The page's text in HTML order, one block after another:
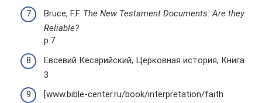
Bruce, F.F. The New Testament Documents: Are they
Reliable?
p.7
Евсевий Кесарийский, Церковная история, Книга
3
[www.bible-center.ru/book/interpretation/faith